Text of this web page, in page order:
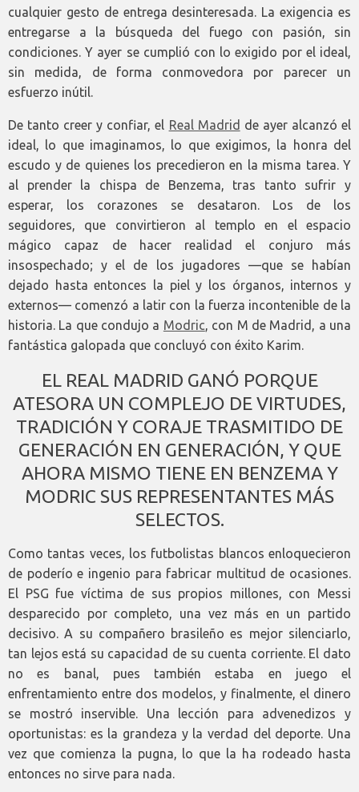
cualquier gesto de entrega desinteresada. La exigencia es
entregarse a la búsqueda del fuego con pasión, sin
condiciones. Y ayer se cumplió con lo exigido por el ideal,
sin medida, de forma conmovedora por parecer un
esfuerzo inútil.
De tanto creer y confiar, el Real Madrid de ayer alcanzó el
ideal, lo que imaginamos, lo que exigimos, la honra del
escudo y de quienes los precedieron en la misma tarea. Y
al prender la chispa de Benzema, tras tanto sufrir y
esperar, los corazones se desataron. Los de los
seguidores, que convirtieron al templo en el espacio
mágico capaz de hacer realidad el conjuro más
insospechado; y el de los jugadores —que se habían
dejado hasta entonces la piel y los órganos, internos y
externos— comenzó a latir con la fuerza incontenible de la
historia. La que condujo a Modric, con M de Madrid, a una
fantástica galopada que concluyó con éxito Karim.
EL REAL MADRID GANÓ PORQUE
ATESORA UN COMPLEJO DE VIRTUDES,
TRADICIÓN Y CORAJE TRASMITIDO DE
GENERACIÓN EN GENERACIÓN, Y QUE
AHORA MISMO TIENE EN BENZEMA Y
MODRIC SUS REPRESENTANTES MÁS
SELECTOS.
Como tantas veces, los futbolistas blancos enloquecieron
de poderío e ingenio para fabricar multitud de ocasiones.
El PSG fue víctima de sus propios millones, con Messi
desparecido por completo, una vez más en un partido
decisivo. A su compañero brasileño es mejor silenciarlo,
tan lejos está su capacidad de su cuenta corriente. El dato
no es banal, pues también estaba en juego el
enfrentamiento entre dos modelos, y finalmente, el dinero
se mostró inservible. Una lección para advenedizos y
oportunistas: es la grandeza y la verdad del deporte. Una
vez que comienza la pugna, lo que la ha rodeado hasta
entonces no sirve para nada.